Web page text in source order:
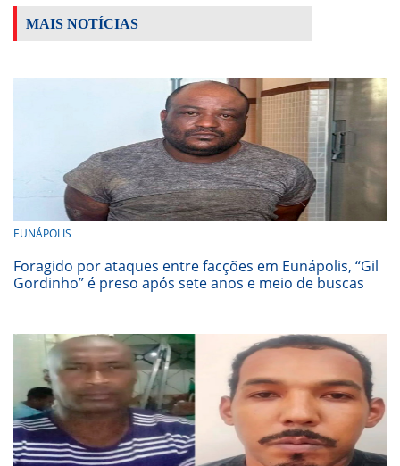
MAIS NOTÍCIAS
EUNÁPOLIS
Foragido por ataques entre facções em Eunápolis, “Gil
Gordinho” é preso após sete anos e meio de buscas